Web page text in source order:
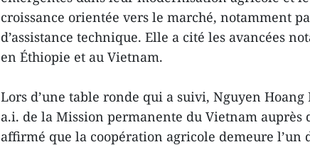
croissance orientée vers le marché, notamment
d’assistance technique. Elle a cité les avancées
en Éthiopie et au Vietnam.
Lors d’une table ronde qui a suivi, Nguyen Hoang
a.i. de la Mission permanente du Vietnam auprès
affirmé que la coopération agricole demeure l’un